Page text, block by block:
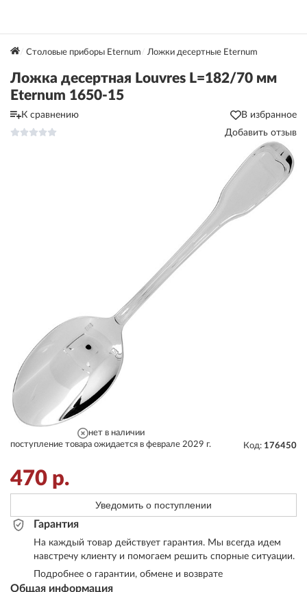
Столовые приборы Eternum Ложки десертные Eternum
Ложка десертная Louvres L=182/70 мм
Eternum 1650-15
К сравнению
В избранное
Добавить отзыв
Общая информация
нет в наличии
поступление товара ожидается в феврале 2029 г.
Код: 176450
470 р.
Уведомить о поступлении
Гарантия
На каждый товар действует гарантия. Мы всегда идем
навстречу клиенту и помогаем решить спорные ситуации.
Подробнее о гарантии, обмене и возврате